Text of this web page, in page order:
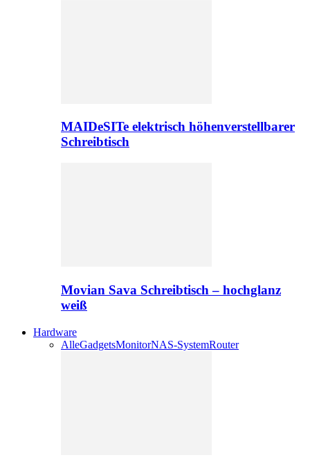
MAIDeSITe elektrisch höhenverstellbarer
Schreibtisch
Movian Sava Schreibtisch – hochglanz
weiß
Hardware
AlleGadgetsMonitorNAS-SystemRouter